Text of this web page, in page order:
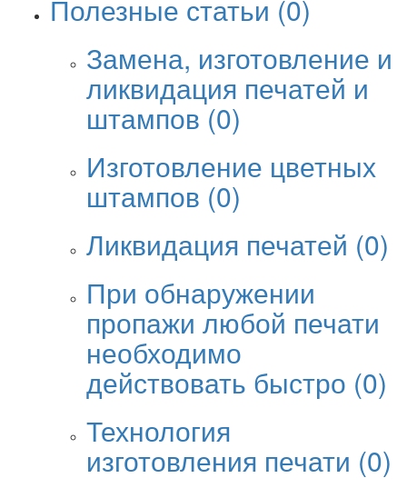
Полезные статьи (0)
Замена, изготовление и
ликвидация печатей и
штампов(0)
Изготовление цветных
штампов (0)
Ликвидация печатей (0)
При обнаружении
пропажи любой печати
необходимо
действовать быстро (0)
Технология
изготовления печати (0)